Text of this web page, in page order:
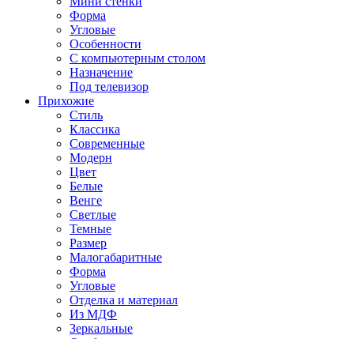
Форма
Угловые
Особенности
С компьютерным столом
Назначение
Под телевизор
Прихожие
Стиль
Классика
Современные
Модерн
Цвет
Белые
Венге
Светлые
Темные
Размер
Малогабаритные
Форма
Угловые
Отделка и материал
Из МДФ
Зеркальные